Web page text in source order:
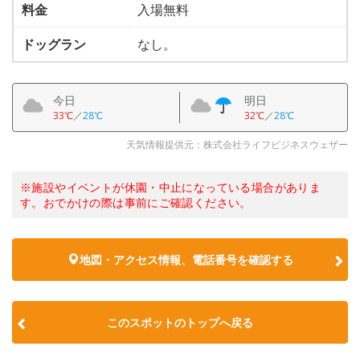
料金
入場無料
ドッグラン
なし。
今日
33℃／28℃
明日
32℃／28℃
天気情報提供元：株式会社ライフビジネスウェザー
※施設やイベントが休園・中止になっている場合がありま
す。おでかけの際は事前にご確認ください。
地図・アクセス情報、電話番号を確認する
このスポットのトップへ戻る